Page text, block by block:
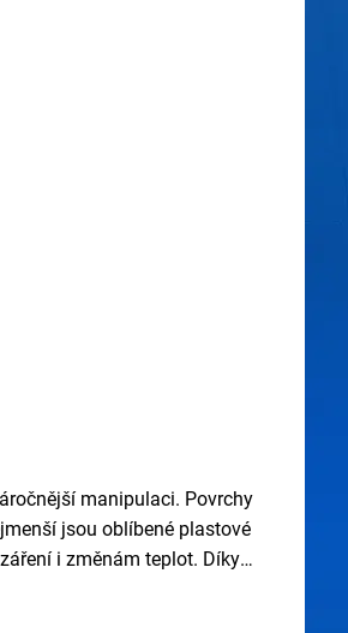
manipulaci. Povrchy
jsou oblíbené plastové
i změnám teplot. Díky